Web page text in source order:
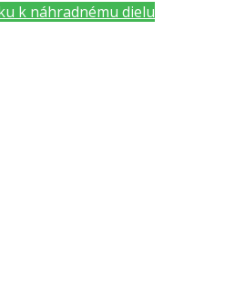
k náhradnému dielu